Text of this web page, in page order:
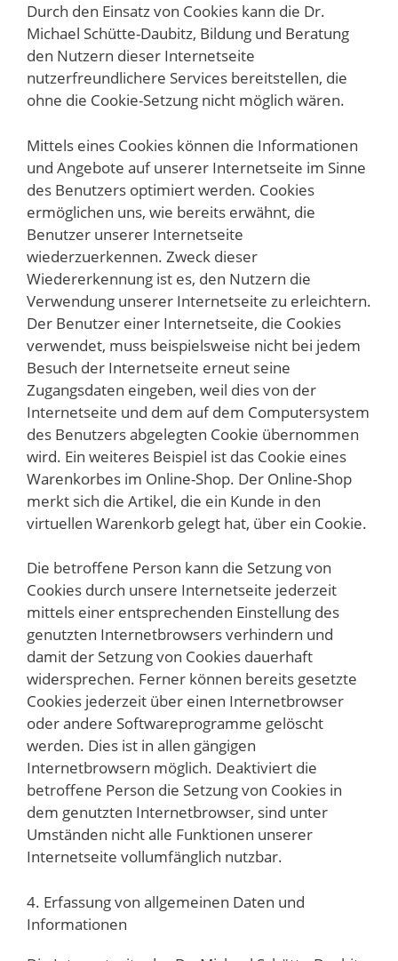
Durch den Einsatz von Cookies kann die Dr.
Michael Schütte-Daubitz, Bildung und Beratung
den Nutzern dieser Internetseite
nutzerfreundlichere Services bereitstellen, die
ohne die Cookie-Setzung nicht möglich wären.
Mittels eines Cookies können die Informationen
und Angebote auf unserer Internetseite im Sinne
des Benutzers optimiert werden. Cookies
ermöglichen uns, wie bereits erwähnt, die
Benutzer unserer Internetseite
wiederzuerkennen. Zweck dieser
Wiedererkennung ist es, den Nutzern die
Verwendung unserer Internetseite zu erleichtern.
Der Benutzer einer Internetseite, die Cookies
verwendet, muss beispielsweise nicht bei jedem
Besuch der Internetseite erneut seine
Zugangsdaten eingeben, weil dies von der
Internetseite und dem auf dem Computersystem
des Benutzers abgelegten Cookie übernommen
wird. Ein weiteres Beispiel ist das Cookie eines
Warenkorbes im Online-Shop. Der Online-Shop
merkt sich die Artikel, die ein Kunde in den
virtuellen Warenkorb gelegt hat, über ein Cookie.
Die betroffene Person kann die Setzung von
Cookies durch unsere Internetseite jederzeit
mittels einer entsprechenden Einstellung des
genutzten Internetbrowsers verhindern und
damit der Setzung von Cookies dauerhaft
widersprechen. Ferner können bereits gesetzte
Cookies jederzeit über einen Internetbrowser
oder andere Softwareprogramme gelöscht
werden. Dies ist in allen gängigen
Internetbrowsern möglich. Deaktiviert die
betroffene Person die Setzung von Cookies in
dem genutzten Internetbrowser, sind unter
Umständen nicht alle Funktionen unserer
Internetseite vollumfänglich nutzbar.
4. Erfassung von allgemeinen Daten und
Informationen